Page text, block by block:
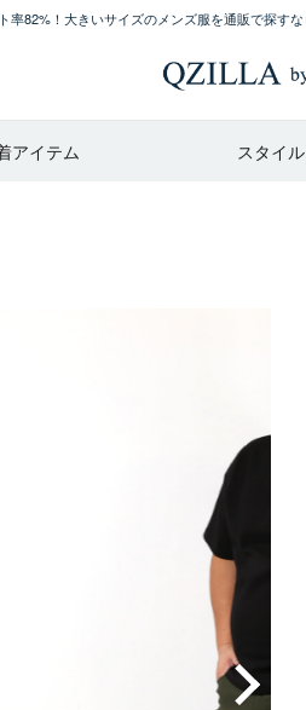
率82%！大きいサイズのメンズ服を通販で探す
アイテム スタイル